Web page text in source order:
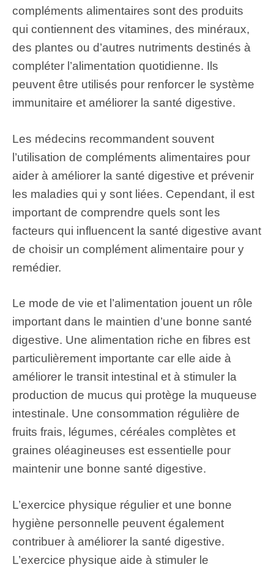
compléments alimentaires sont des produits
qui contiennent des vitamines, des minéraux,
des plantes ou d’autres nutriments destinés à
compléter l’alimentation quotidienne. Ils
peuvent être utilisés pour renforcer le système
immunitaire et améliorer la santé digestive.
Les médecins recommandent souvent
l’utilisation de compléments alimentaires pour
aider à améliorer la santé digestive et prévenir
les maladies qui y sont liées. Cependant, il est
important de comprendre quels sont les
facteurs qui influencent la santé digestive avant
de choisir un complément alimentaire pour y
remédier.
Le mode de vie et l’alimentation jouent un rôle
important dans le maintien d’une bonne santé
digestive. Une alimentation riche en fibres est
particulièrement importante car elle aide à
améliorer le transit intestinal et à stimuler la
production de mucus qui protège la muqueuse
intestinale. Une consommation régulière de
fruits frais, légumes, céréales complètes et
graines oléagineuses est essentielle pour
maintenir une bonne santé digestive.
L’exercice physique régulier et une bonne
hygiène personnelle peuvent également
contribuer à améliorer la santé digestive.
L’exercice physique aide à stimuler le